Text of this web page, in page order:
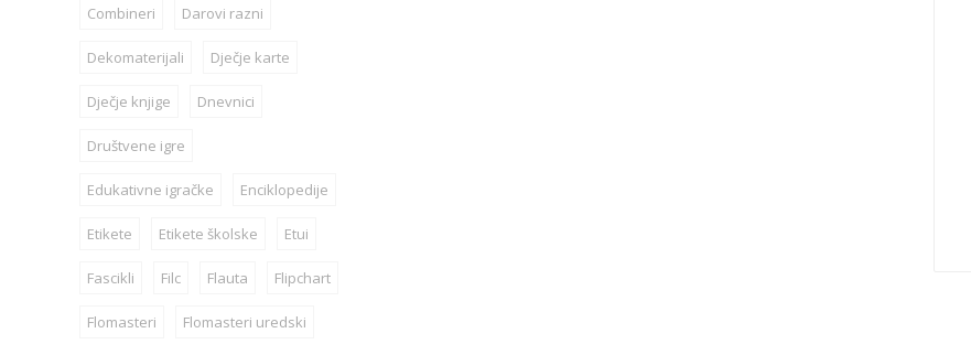
Combineri Darovi razni
Dekomaterijali Dječje karte
Dječje knjige Dnevnici
Društvene igre
Edukativne igračke Enciklopedije
Etikete Etikete školske Etui
Fascikli Filc Flauta Flipchart
Flomasteri Flomasteri uredski